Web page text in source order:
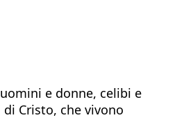
e donne, celibi e
Cristo, che vivono